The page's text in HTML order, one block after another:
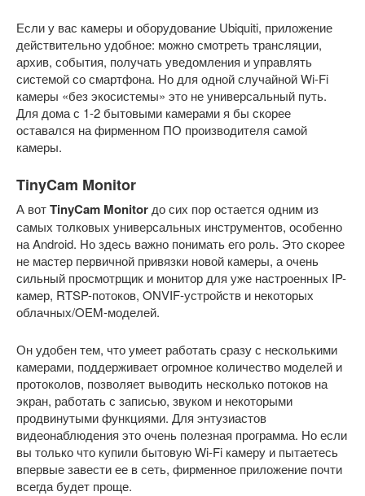
Если у вас камеры и оборудование Ubiquiti, приложение
действительно удобное: можно смотреть трансляции,
архив, события, получать уведомления и управлять
системой со смартфона. Но для одной случайной Wi-Fi
камеры «без экосистемы» это не универсальный путь.
Для дома с 1-2 бытовыми камерами я бы скорее
оставался на фирменном ПО производителя самой
камеры.
TinyCam Monitor
А вотTinyCam Monitorдо сих пор остается одним из
самых толковых универсальных инструментов, особенно
на Android. Но здесь важно понимать его роль. Это скорее
не мастер первичной привязки новой камеры, а очень
сильный просмотрщик и монитор для уже настроенных IP-
камер, RTSP-потоков, ONVIF-устройств и некоторых
облачных/OEM-моделей.
Он удобен тем, что умеет работать сразу с несколькими
камерами, поддерживает огромное количество моделей и
протоколов, позволяет выводить несколько потоков на
экран, работать с записью, звуком и некоторыми
продвинутыми функциями. Для энтузиастов
видеонаблюдения это очень полезная программа. Но если
вы только что купили бытовую Wi-Fi камеру и пытаетесь
впервые завести ее в сеть, фирменное приложение почти
всегда будет проще.